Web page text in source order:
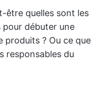
être quelles sont les
pour débuter une
produits ? Ou ce que
responsables du